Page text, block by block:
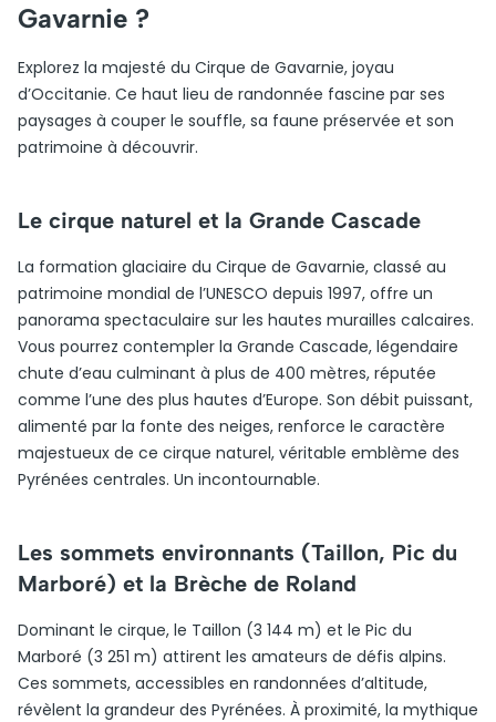
Gavarnie ?
Explorez la majesté du Cirque de Gavarnie, joyau
d’Occitanie. Ce haut lieu de randonnée fascine par ses
paysages à couper le souffle, sa faune préservée et son
patrimoine à découvrir.
Le cirque naturel et la Grande Cascade
La formation glaciaire du Cirque de Gavarnie, classé au
patrimoine mondial de l’UNESCO depuis 1997, offre un
panorama spectaculaire sur les hautes murailles calcaires.
Vous pourrez contempler la Grande Cascade, légendaire
chute d’eau culminant à plus de 400 mètres, réputée
comme l’une des plus hautes d’Europe. Son débit puissant,
alimenté par la fonte des neiges, renforce le caractère
majestueux de ce cirque naturel, véritable emblème des
Pyrénées centrales. Un incontournable.
Les sommets environnants (Taillon, Pic du
Marboré) et la Brèche de Roland
Dominant le cirque, le Taillon (3 144 m) et le Pic du
Marboré (3 251 m) attirent les amateurs de défis alpins.
Ces sommets, accessibles en randonnées d’altitude,
révèlent la grandeur des Pyrénées. À proximité, la mythique